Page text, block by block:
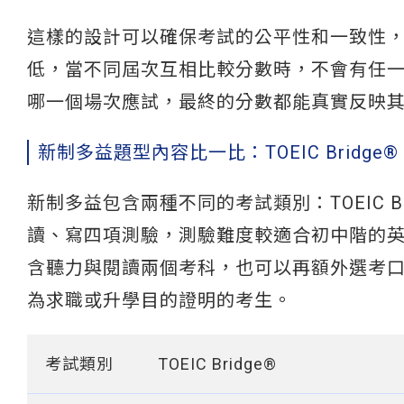
這樣的設計可以確保考試的公平性和一致性
低，當不同屆次互相比較分數時，不會有任
哪一個場次應試，最終的分數都能真實反映
新制多益題型內容比一比：TOEIC
新制多益包含兩種不同的考試類別：
讀、寫四項測驗，測驗難度較適合初中階的
含聽力與閱讀兩個考科，也可以再額外選考
為求職或升學目的證明的考生。
考試類別 TOEIC Bridge®